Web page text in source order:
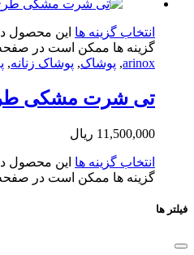
گزینه ها این محصول دارای
ها ممکن است در صفحه محصول
پوشاک,پوشاک زنانه,پوشاک
شرت مشکی طرح
ریال
گزینه ها این محصول دارای
ها ممکن است در صفحه محصول